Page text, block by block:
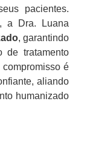
pacientes.
a Dra. Luana
, garantindo
de tratamento
é
aliando
humanizado